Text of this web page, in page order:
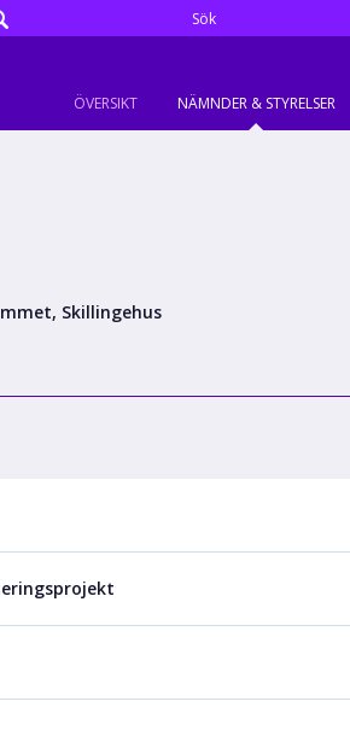
ÖVERSIKT NÄMNDER & STYRELSER
Skillingehus